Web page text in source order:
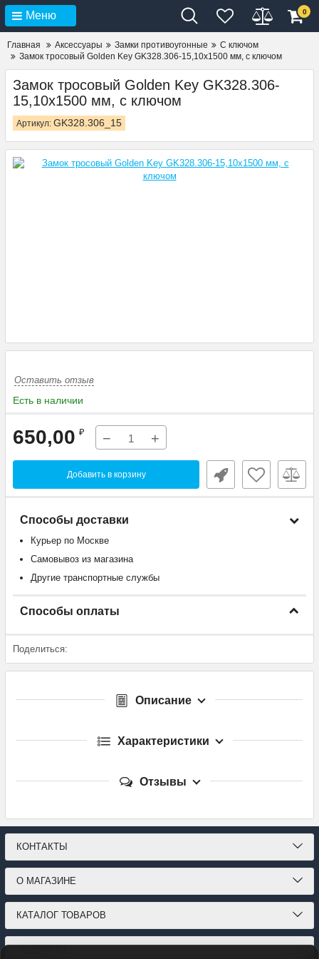
Меню 0
Главная Аксессуары Замки противоугонные
С ключом
Замок тросовый Golden Key GK328.306-15,10х1500 мм, с ключом
Замок тросовый Golden Key GK328.306-
15,10х1500 мм, с ключом
Артикул: GK328.306_15
Оставить отзыв
Есть в наличии
650,00 ₽ − +
Добавить в корзину
Способы доставки
Курьер по Москве
Самовывоз из магазина
Другие транспортные службы
Способы оплаты
Поделиться:
Описание
Характеристики
Отзывы
КОНТАКТЫ
О МАГАЗИНЕ
КАТАЛОГ ТОВАРОВ